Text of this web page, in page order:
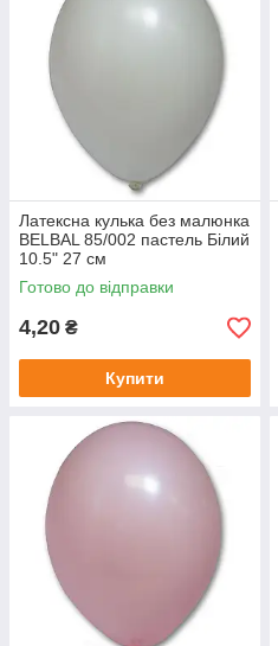
Латексна кулька без малюнка
BELBAL 85/002 пастель Білий
10.5" 27 см
Готово до відправки
4,20 ₴
Купити